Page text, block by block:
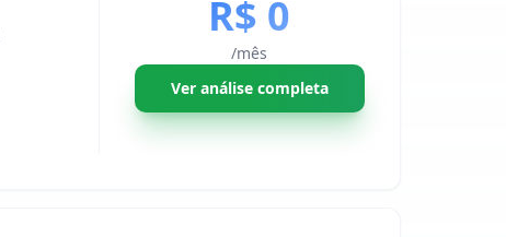
R$ 0
/mês
Ver análise completa